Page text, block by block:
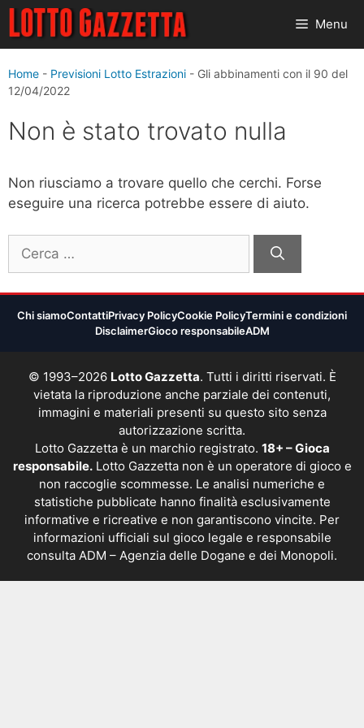
Vai
contenuto
Menu
Home - Previsioni Lotto Estrazioni - Gli abbinamenti con il 90 del
12/04/2022
Non è stato trovato nulla
Non riusciamo a trovare quello che cerchi. Forse
eseguire una ricerca potrebbe essere di aiuto.
per:
Chi siamoContattiPrivacy PolicyCookie PolicyTermini e condizioni
DisclaimerGioco responsabileADM
© 1993–2026 Lotto Gazzetta. Tutti i diritti riservati. È
vietata la riproduzione anche parziale dei contenuti,
immagini e materiali presenti su questo sito senza
autorizzazione scritta.
Lotto Gazzetta è un marchio registrato. 18+ – Gioca
responsabile.Lotto Gazzetta non è un operatore di gioco e
non raccoglie scommesse. Le analisi numeriche e
statistiche pubblicate hanno finalità esclusivamente
informative e ricreative e non garantiscono vincite. Per
informazioni ufficiali sul gioco legale e responsabile
consulta ADM – Agenzia delle Dogane e dei Monopoli.